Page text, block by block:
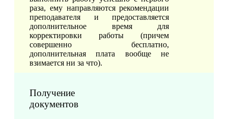
раза, ему направляются рекомендации
преподавателя и предоставляется
дополнительное время для
корректировки работы (причем
совершенно бесплатно,
дополнительная плата вообще не
взимается ни за что).
Получение
документов